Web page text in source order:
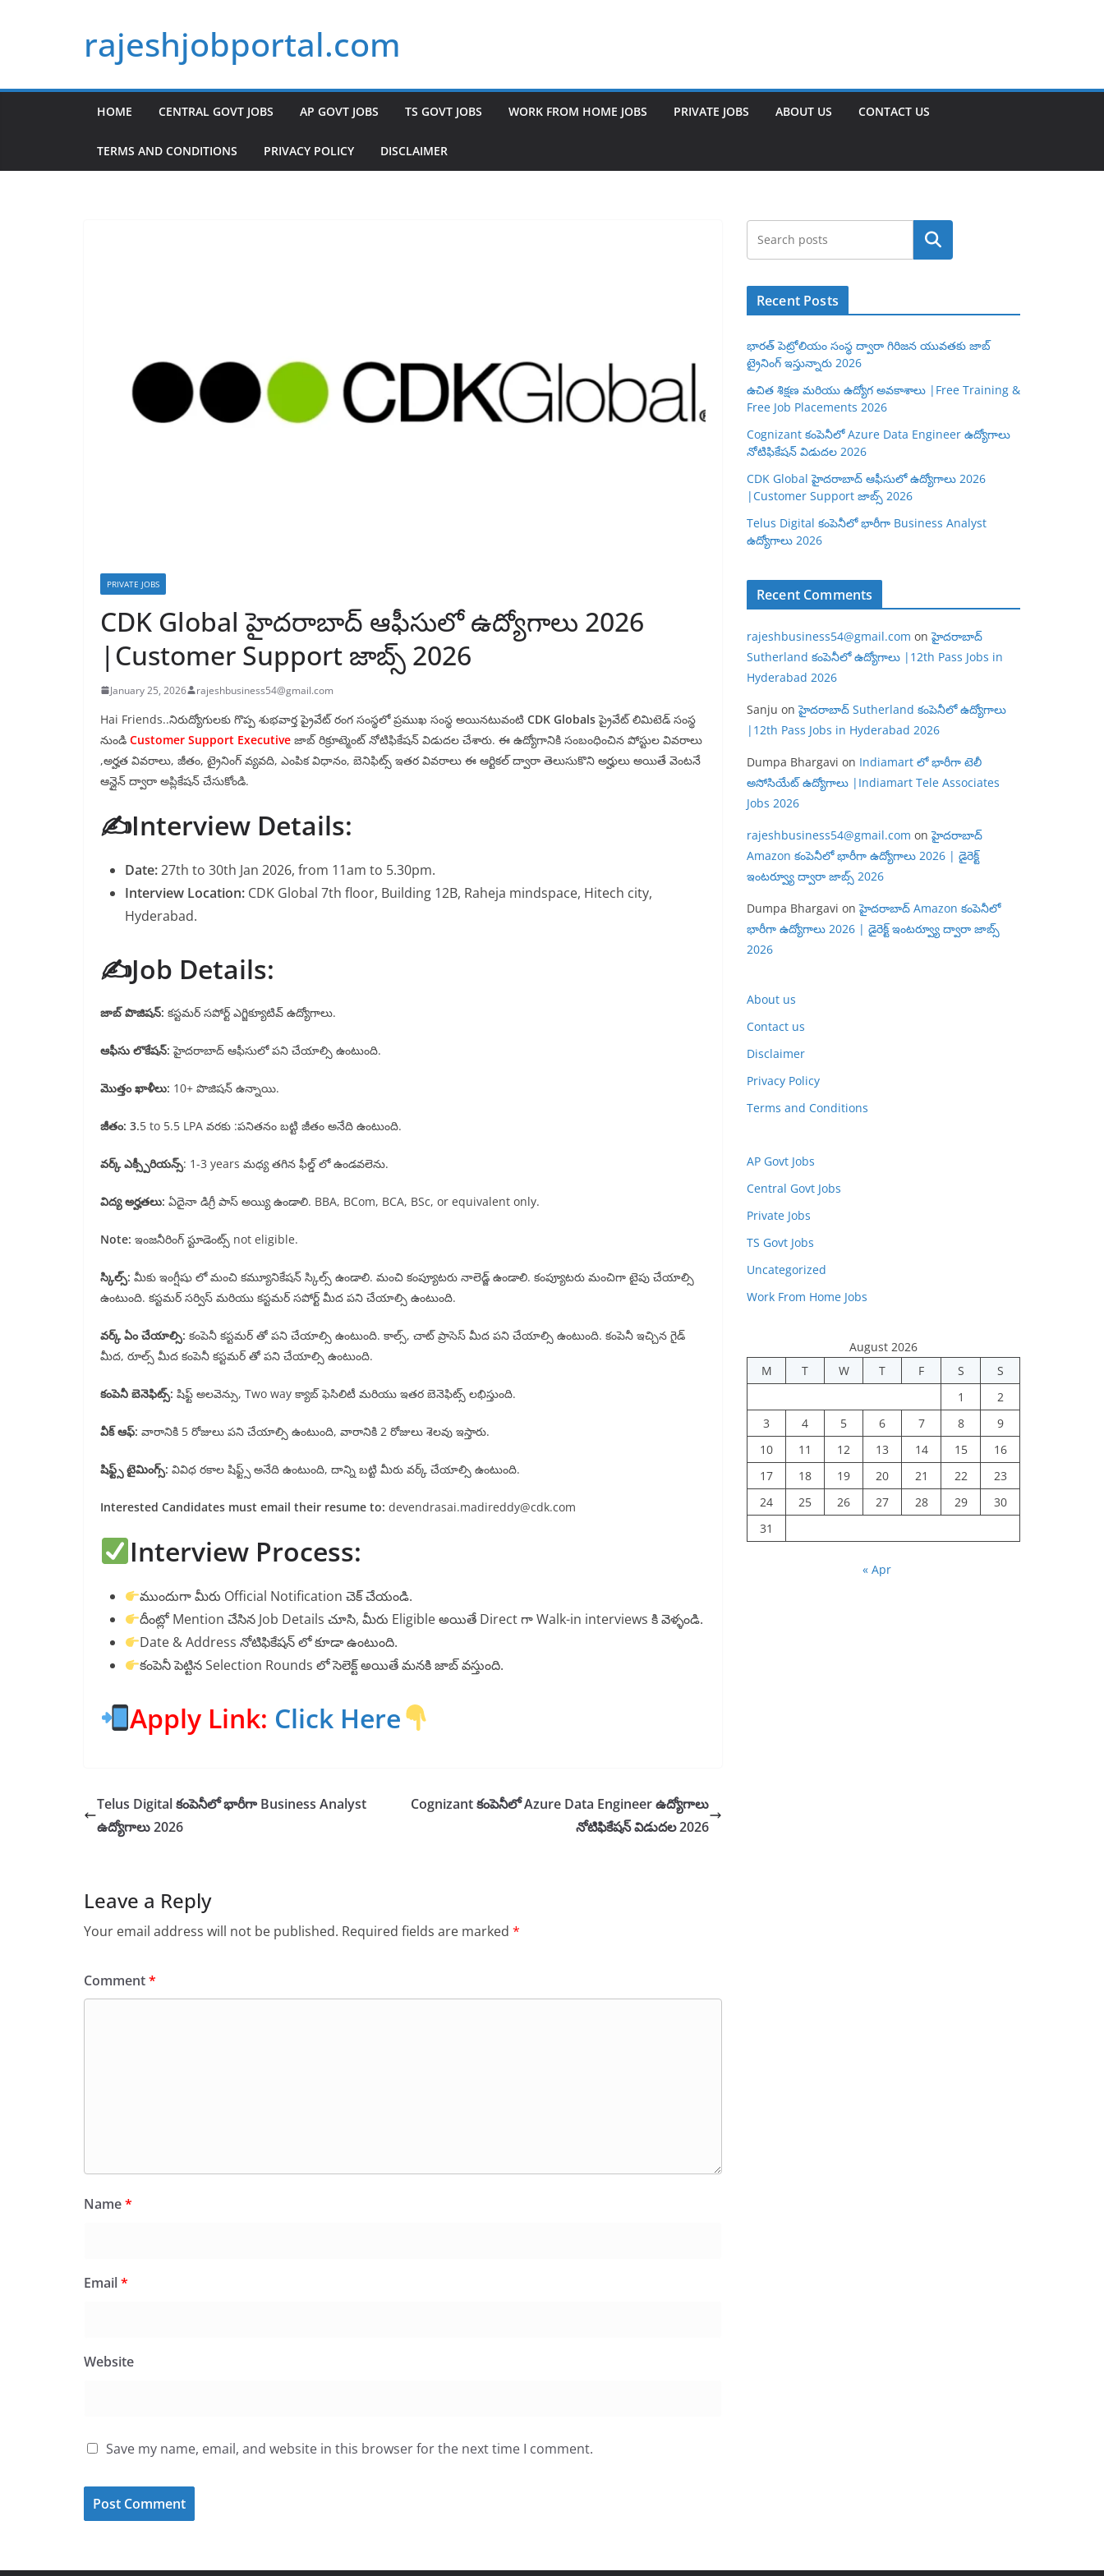
rajeshjobportal.com
HOME CENTRAL GOVT JOBS AP GOVT JOBS TS GOVT JOBS WORK FROM HOME JOBS PRIVATE JOBS ABOUT US CONTACT US
TERMS AND CONDITIONS PRIVACY POLICY DISCLAIMER
PRIVATE JOBS
CDK Global హైదరాబాద్ ఆఫీసులో ఉద్యోగాలు 2026
|Customer Support జాబ్స్ 2026
January 25, 2026 rajeshbusiness54@gmail.com
Hai Friends..నిరుద్యోగులకు గొప్ప శుభవార్త ప్రైవేట్ రంగ సంస్థలో ప్రముఖ సంస్థ అయినటువంటి CDK Globalsప్రైవేట్ లిమిటెడ్ సంస్థ
నుండి Customer Support Executive జాబ్ రిక్రూట్మెంట్ నోటిఫికేషన్ విడుదల చేశారు. ఈ ఉద్యోగానికి సంబంధించిన పోస్టుల వివరాలు
,అర్హత వివరాలు, జీతం, ట్రైనింగ్ వ్యవది, ఎంపిక విధానం, బెనిఫిట్స్ ఇతర వివరాలు ఈ ఆర్టికల్ ద్వారా తెలుసుకొని అర్హులు అయితే వెంటనే
ఆన్లైన్ ద్వారా అప్లికేషన్ చేసుకోండి.
✍️Interview Details:
Date:27th to 30th Jan 2026, from 11am to 5.30pm.
Interview Location: CDK Global 7th floor, Building 12B, Raheja mindspace, Hitech city,
Hyderabad.
✍️Job Details:
జాబ్ పొజిషన్: కస్టమర్ సపోర్ట్ ఎగ్జిక్యూటివ్ ఉద్యోగాలు.
ఆఫీసు లొకేషన్: హైదరాబాద్ ఆఫీసులో పని చేయాల్సి ఉంటుంది.
మొత్తం ఖాళీలు: 10+ పొజిషన్ ఉన్నాయి.
జీతం: 3.5 to 5.5 LPA వరకు :పనితనం బట్టి జీతం అనేది ఉంటుంది.
వర్క్ ఎక్స్పీరియన్స్: 1-3 years మధ్య తగిన ఫీల్డ్ లో ఉండవలెను.
విద్య అర్హతలు: ఏదైనా డిగ్రీ పాస్ అయ్యి ఉండాలి. BBA, BCom, BCA, BSc, or equivalent only.
Note: ఇంజనీరింగ్ స్టూడెంట్స్ not eligible.
స్కిల్స్: మీకు ఇంగ్షీషు లో మంచి కమ్యూనికేషన్ స్కిల్స్ ఉండాలి. మంచి కంప్యూటరు నాలెడ్జ్ ఉండాలి. కంప్యూటరు మంచిగా టైపు చేయాల్సి
ఉంటుంది. కస్టమర్ సర్విస్ మరియు కస్టమర్ సపోర్ట్ మీద పని చేయాల్సి ఉంటుంది.
వర్క్ ఏం చేయాల్సి: కంపెనీ కస్టమర్ తో పని చేయాల్సి ఉంటుంది. కాల్స్, చాట్ ప్రాసెస్ మీద పని చేయాల్సి ఉంటుంది. కంపెనీ ఇచ్చిన గైడ్
మీద, రూల్స్ మీద కంపెనీ కస్టమర్ తో పని చేయాల్సి ఉంటుంది.
కంపెనీ బెనెఫిట్స్: షిఫ్ట్ అలవెన్సు, Two way క్యాబ్ ఫెసిలిటీ మరియు ఇతర బెనెఫిట్స్ లభిస్తుంది.
వీక్ ఆఫ్: వారానికి 5 రోజులు పని చేయాల్సి ఉంటుంది, వారానికి 2 రోజులు శెలవు ఇస్తారు.
షిఫ్ట్స్ టైమింగ్స్: వివిధ రకాల షిఫ్ట్స్ అనేది ఉంటుంది, దాన్ని బట్టి మీరు వర్క్ చేయాల్సి ఉంటుంది.
Interested Candidates must email their resume to: devendrasai.madireddy@cdk.com
Interview Process:
ముందుగా మీరు Official Notification చెక్ చేయండి.
దీంట్లో Mention చేసిన Job Details చూసి, మీరు Eligible అయితే Direct గా Walk-in interviews కి వెళ్ళండి.
Date & Address నోటిఫికేషన్ లో కూడా ఉంటుంది.
కంపెనీ పెట్టిన Selection Rounds లో సెలెక్ట్ అయితే మనకి జాబ్ వస్తుంది.
Apply Link: Click Here
Telus Digital కంపెనీలో భారీగా Business Analyst
ఉద్యోగాలు 2026
Cognizant కంపెనీలో Azure Data Engineer ఉద్యోగాలు
నోటిఫికేషన్ విడుదల 2026
Leave a Reply
Your email address will not be published. Required fields are marked *
Comment*
Name*
Email*
Website
Save my name, email, and website in this browser for the next time I comment.
Search
Recent Posts
భారత్ పెట్రోలియం సంస్థ ద్వారా గిరిజన యువతకు జాబ్
ట్రైనింగ్ ఇస్తున్నారు 2026
ఉచిత శిక్షణ మరియు ఉద్యోగ అవకాశాలు |Free Training &
Free Job Placements 2026
Cognizant కంపెనీలో Azure Data Engineer ఉద్యోగాలు
నోటిఫికేషన్ విడుదల 2026
CDK Global హైదరాబాద్ ఆఫీసులో ఉద్యోగాలు 2026
|Customer Support జాబ్స్ 2026
Telus Digital కంపెనీలో భారీగా Business Analyst
ఉద్యోగాలు 2026
Recent Comments
rajeshbusiness54@gmail.com onహైదరాబాద్
Sutherland కంపెనీలో ఉద్యోగాలు |12th Pass Jobs in
Hyderabad 2026
Sanju onహైదరాబాద్ Sutherland కంపెనీలో ఉద్యోగాలు
|12th Pass Jobs in Hyderabad 2026
Dumpa Bhargavi on Indiamart లో భారీగా టెలీ
అసోసియేట్ ఉద్యోగాలు |Indiamart Tele Associates
Jobs 2026
rajeshbusiness54@gmail.com onహైదరాబాద్
Amazon కంపెనీలో భారీగా ఉద్యోగాలు 2026 | డైరెక్ట్
ఇంటర్వ్యూ ద్వారా జాబ్స్ 2026
Dumpa Bhargavi onహైదరాబాద్ Amazon కంపెనీలో
భారీగా ఉద్యోగాలు 2026 | డైరెక్ట్ ఇంటర్వ్యూ ద్వారా జాబ్స్
2026
About us
Contact us
Disclaimer
Privacy Policy
Terms and Conditions
AP Govt Jobs
Central Govt Jobs
Private Jobs
TS Govt Jobs
Uncategorized
Work From Home Jobs
August 2026
M
T W T F S
S
1
2
3
4 5 6 7 8
9
10
11 12 13 14 15
16
17
18 19 20 21 22
23
24
25 26 27 28 29
30
31
« Apr